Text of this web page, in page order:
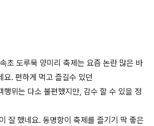
초 도루묵 양미리 축제는 요즘 논란 많은 바
요. 편하게 먹고 즐길수 있던
행위는 다소 불편했지만, 감수 할 수 있을 정
잘 했네요. 동명항이 축제를 즐기기 딱 좋은